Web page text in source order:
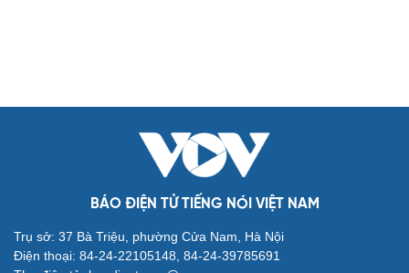
BÁO ĐIỆN TỬ TIẾNG NÓI VIỆT NAM
Trụ sở: 37 Bà Triệu, phường Cửa Nam, Hà Nội
Điện thoại: 84-24-22105148, 84-24-39785691